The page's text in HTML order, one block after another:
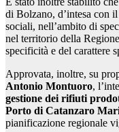
di Bolzano, d’intesa con
sociali, nell’ambito di
nel territorio della
specificità e del carattere
Approvata, inoltre, su
Antonio Montuoro,
gestione dei rifiuti
Porto di Catanzaro
pianificazione regionale